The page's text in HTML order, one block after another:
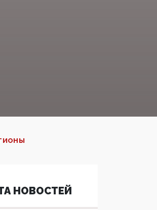
НОВОСТЕЙ